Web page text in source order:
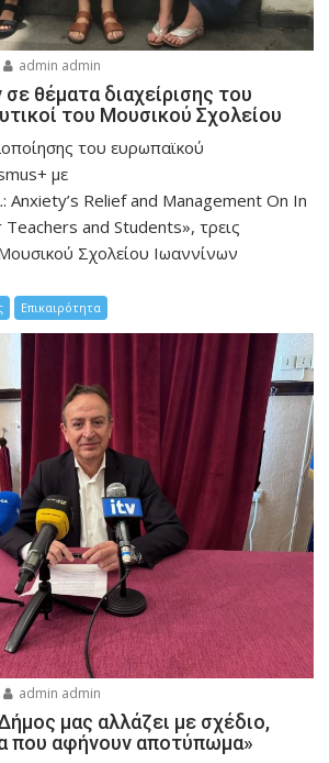
admin admin
θέματα διαχείρισης του
του Μουσικού Σχολείου
του ευρωπαϊκού
με
Anxiety’s Relief and Management On In
and Students», τρεις
Σχολείου Ιωαννίνων
Επικαιρότητα
admin admin
μας αλλάζει με σχέδιο,
που αφήνουν αποτύπωμα»